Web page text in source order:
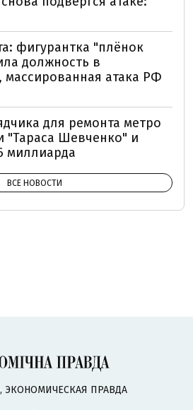
фигурантка "плёнок
должность в
массированная атака РФ
для ремонта метро
"Тараса Шевченко" и
миллиарда
ВСЕ НОВОСТИ
ЭКОНОМИЧЕСКАЯ ПРАВДА